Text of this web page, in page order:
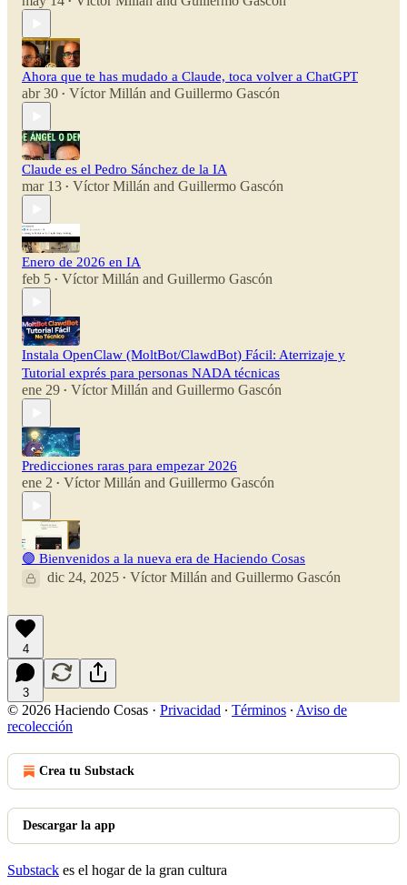
Ahora que te has mudado a Claude, toca volver a ChatGPT
abr 30 • Víctor Millán and Guillermo Gascón
Claude es el Pedro Sánchez de la IA
mar 13 • Víctor Millán and Guillermo Gascón
Enero de 2026 en IA
feb 5 • Víctor Millán and Guillermo Gascón
Instala OpenClaw (MoltBot/ClawdBot) Fácil: Aterrizaje y
Tutorial exprés para personas NADA técnicas
ene 29 • Víctor Millán and Guillermo Gascón
Predicciones raras para empezar 2026
ene 2 • Víctor Millán and Guillermo Gascón
🟣 Bienvenidos a la nueva era de Haciendo Cosas
dic 24, 2025 • Víctor Millán and Guillermo Gascón
4
3
© 2026 Haciendo Cosas · Privacidad ∙ Términos ∙ Aviso de
recolección
Crea tu Substack
Descargar la app
Substack es el hogar de la gran cultura